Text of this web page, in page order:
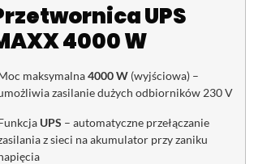
UPS
4000 W
maksymalna4000 W (wyjściowa) –
zasilanie dużych odbiorników 230 V
UPS – automatyczne przełączanie
z sieci na akumulator przy zaniku